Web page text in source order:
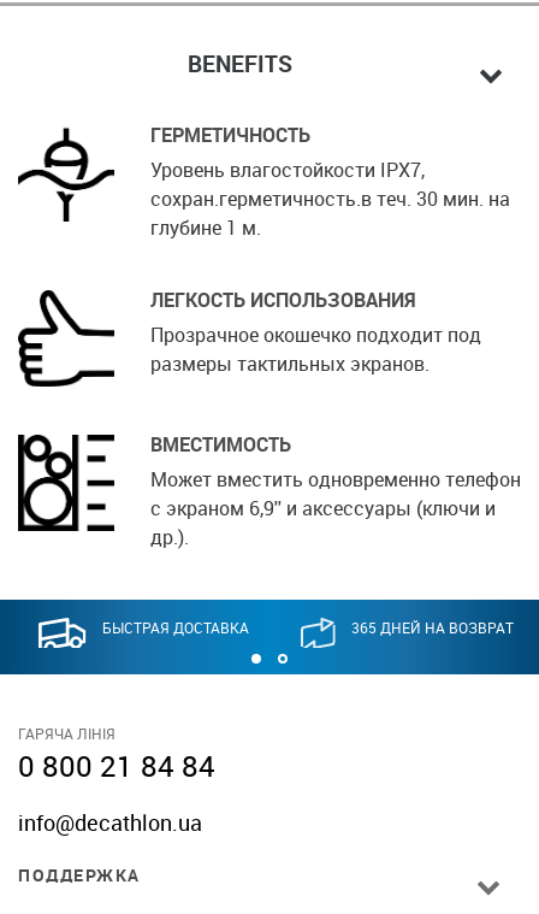
BENEFITS
ГЕРМЕТИЧНОСТЬ
Уровень влагостойкости IPX7,
сохран.герметичность.в теч. 30 мин. на
глубине 1 м.
ЛЕГКОСТЬ ИСПОЛЬЗОВАНИЯ
Прозрачное окошечко подходит под
размеры тактильных экранов.
ВМЕСТИМОСТЬ
Может вместить одновременно телефон
с экраном 6,9'' и аксессуары (ключи и
др.).
БЫСТРАЯ ДОСТАВКА 365 ДНЕЙ НА ВОЗВРАТ
ГАРЯЧА ЛІНІЯ
0 800 21 84 84
info@decathlon.ua
ПОДДЕРЖКА